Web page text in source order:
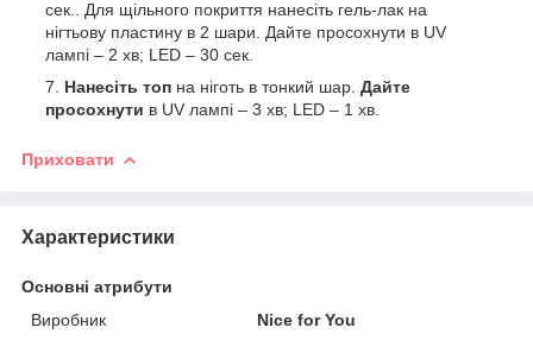
сек.. Для щільного покриття нанесіть гель-лак на
нігтьову пластину в 2 шари. Дайте просохнути в UV
лампі – 2 хв; LED – 30 сек.
Нанесіть топ на ніготь в тонкий шар. Дайте
просохнути в UV лампі – 3 хв; LED – 1 хв.
Приховати
Характеристики
Основні атрибути
Виробник
Nice for You